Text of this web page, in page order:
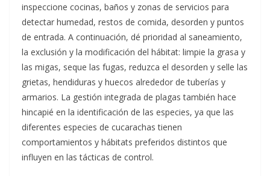
inspeccione cocinas, baños y zonas de servicios para
detectar humedad, restos de comida, desorden y puntos
de entrada. A continuación, dé prioridad al saneamiento,
la exclusión y la modificación del hábitat: limpie la grasa y
las migas, seque las fugas, reduzca el desorden y selle las
grietas, hendiduras y huecos alrededor de tuberías y
armarios. La gestión integrada de plagas también hace
hincapié en la identificación de las especies, ya que las
diferentes especies de cucarachas tienen
comportamientos y hábitats preferidos distintos que
influyen en las tácticas de control.